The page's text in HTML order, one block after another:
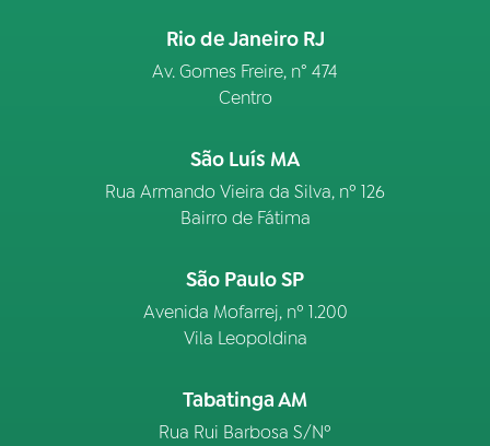
Rio de Janeiro RJ
Av. Gomes Freire, n° 474
Centro
São Luís MA
Rua Armando Vieira da Silva, nº 126
Bairro de Fátima
São Paulo SP
Avenida Mofarrej, nº 1.200
Vila Leopoldina
Tabatinga AM
Rua Rui Barbosa S/Nº